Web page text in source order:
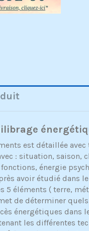
est détaillée avec
: situation, saison,
énergie
avoir étudié dans
5 éléments ( terre,
de déterminer
énergétiques dans
les différentes